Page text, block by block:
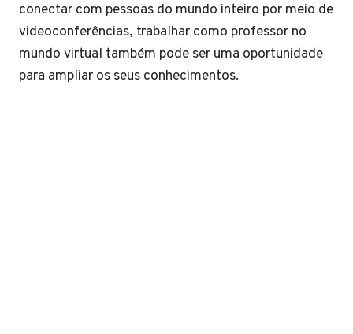
conectar com pessoas do mundo inteiro por meio de
videoconferências, trabalhar como professor no
mundo virtual também pode ser uma oportunidade
para ampliar os seus conhecimentos.